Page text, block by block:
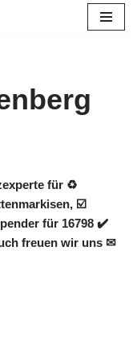
für ♻
☑️
für 16798 ✔️
freuen wir uns ✉